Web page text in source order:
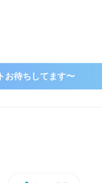
お待ちしてます〜